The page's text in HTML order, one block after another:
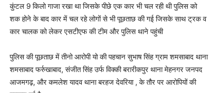
कुंटल 9 किलो गाजा रखा था जिसके पीछे एक कार भी चल रही थी पुलिस को
शक होने के बाद कार में चल रहे लोगों से भी पूछताछ की गई जिसके साथ ट्रक व
कार चालक को लेकर एसटीएफ की टीम और पुलिस थाने पहुंची
पुलिस की पूछताछ में तीनो आरोपी यो की पहचान सुभाष सिंह ग्राम शमसाबाद थाना
शमसाबाद फर्रुखाबाद, संजीत सिंह उर्फ विक्की बरारीकपुर थाना मेहनगर जनपद
आजमगढ़, और कमलेश यादव थाना बरहज देवरिया , के तौर पर आरोपियों की